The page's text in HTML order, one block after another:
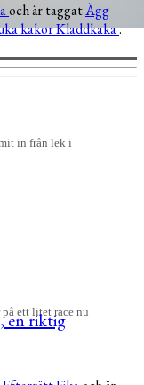
in från lek i
och är taggatÄgg
kakorKladdkaka.
ett litet race nu
en riktig